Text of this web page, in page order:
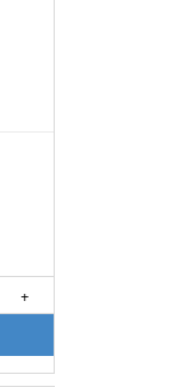
+